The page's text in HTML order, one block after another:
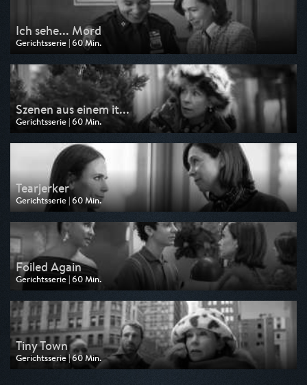
Ich sehe... Mord
Gerichtsserie | 60 Min.
Ausgestrahlt von Kabel 1
am 11.07.2026, 20:15
Szenen aus einem it...
Gerichtsserie | 60 Min.
Ausgestrahlt von Kabel 1
am 04.07.2026, 21:15
Tearjerker
Gerichtsserie | 60 Min.
Ausgestrahlt von Kabel 1
am 04.07.2026, 20:15
Foiled Again
Gerichtsserie | 60 Min.
Ausgestrahlt von Kabel 1
am 27.06.2026, 21:15
Tiny Town
Gerichtsserie | 60 Min.
Ausgestrahlt von Kabel 1